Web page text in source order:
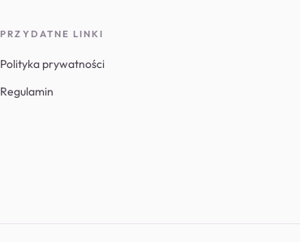
PRZYDATNE LINKI
Polityka prywatności
Regulamin